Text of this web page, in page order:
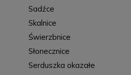
Sadźce
Skalnice
Świerzbnice
Słonecznice
Serduszka okazałe